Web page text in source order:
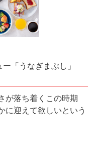
「うなぎまぶし」
が落ち着くこの時期
に迎えて欲しいという